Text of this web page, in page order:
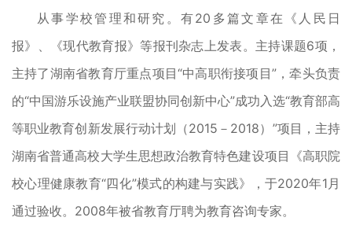
从事学校管理和研究。有20多篇文章在《人民日
报》、《现代教育报》等报刊杂志上发表。主持课题6项，
主持了湖南省教育厅重点项目“中高职衔接项目”，牵头负责
的“中国游乐设施产业联盟协同创新中心”成功入选“教育部高
等职业教育创新发展行动计划（2015－2018）”项目，主持
湖南省普通高校大学生思想政治教育特色建设项目《高职院
校心理健康教育“四化”模式的构建与实践》，于2020年1月
通过验收。2008年被省教育厅聘为教育咨询专家。